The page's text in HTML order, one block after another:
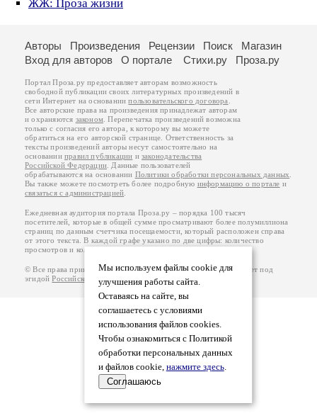
ЖЖ: Проза жизни
Мы используем файлы cookie для
улучшения работы сайта.
Оставаясь на сайте, вы
соглашаетесь с условиями
использования файлов cookies.
Чтобы ознакомиться с Политикой
обработки персональных данных
и файлов cookie, нажмите здесь.
Соглашаюсь
Авторы Произведения Рецензии Поиск
Магазин
Вход для авторов
О портале Стихи.ру Проза.ру
Портал Проза.ру предоставляет авторам возможность
свободной публикации своих литературных произведений в
сети Интернет на основаниипользовательского договора
Все авторские права на произведения принадлежат авторам
и охраняются законом . Перепечатка произведений возможна
только с согласия его автора, к которому вы можете
обратиться на его авторской странице. Ответственность за
тексты произведений авторы несут самостоятельно на
основанииправил публикации изаконодательства
Российской Федерации . Данные пользователей
обрабатываются на основании Политики обработки персональных данных
Вы также можете посмотреть более подробную информацию о портале и
связаться с администрацией
Ежедневная аудитория портала Проза.ру – порядка 100 тысяч
посетителей, которые в общей сумме просматривают более полумиллиона
страниц по данным счетчика посещаемости, который расположен справа
от этого текста. В каждой графе указано по две цифры: количество
просмотров и количество посетителей.
© Все права принадлежат авторам, 2000-2026. Портал работает под
эгидойРоссийского союза писателей.